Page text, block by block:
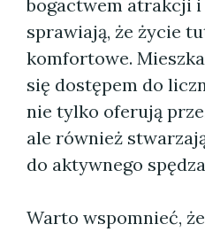
bogactwem atrakcji
sprawiają, że życie
komfortowe.
się dostępem do
nie tylko oferują
ale również
do aktywnego
Warto wspomnieć,